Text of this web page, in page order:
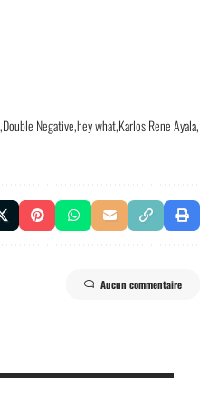
Double Negativehey whatKarlos Rene Ayala
Aucun commentaire